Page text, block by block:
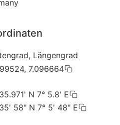
Längengrad
7.096664
N 7° 5.8' E
58" N 7° 5' 48" E